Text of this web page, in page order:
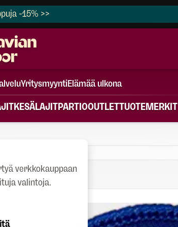
-15% >>
YritysmyyntiElämää ulkona
KESÄLAJITPARTIOOUTLETTUOTEMERKIT
verkkokauppaan
valintoja.